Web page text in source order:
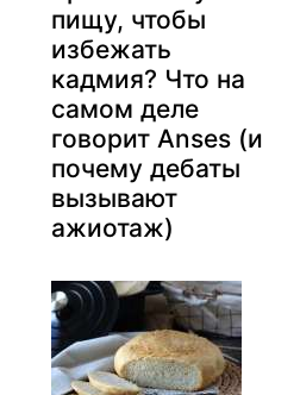
пищу, чтобы
избежать
кадмия? Что на
самом деле
говорит Anses (и
почему дебаты
вызывают
ажиотаж)